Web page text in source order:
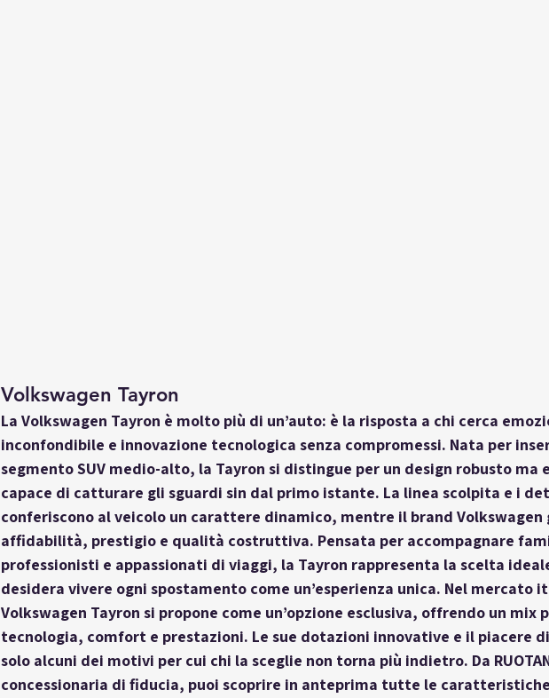
Volkswagen Tayron
La Volkswagen Tayron è molto più di un’auto: è la risposta a chi cerca
inconfondibile e innovazione tecnologica senza compromessi. Nata per
segmento SUV medio-alto, la Tayron si distingue per un design robusto ma
capace di catturare gli sguardi sin dal primo istante. La linea scolpita e i
conferiscono al veicolo un carattere dinamico, mentre il brand Volkswagen
affidabilità, prestigio e qualità costruttiva. Pensata per accompagnare
professionisti e appassionati di viaggi, la Tayron rappresenta la scelta
desidera vivere ogni spostamento come un’esperienza unica. Nel mercato
Volkswagen Tayron si propone come un’opzione esclusiva, offrendo un
tecnologia, comfort e prestazioni. Le sue dotazioni innovative e il piacere
solo alcuni dei motivi per cui chi la sceglie non torna più indietro. Da
concessionaria di fiducia, puoi scoprire in anteprima tutte le